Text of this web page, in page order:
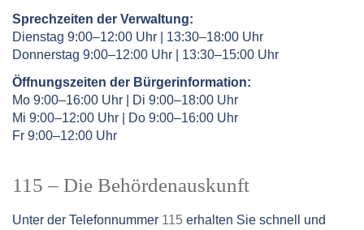
Sprechzeiten der Verwaltung:
Dienstag 9:00–12:00 Uhr | 13:30–18:00 Uhr
Donnerstag 9:00–12:00 Uhr | 13:30–15:00 Uhr
Öffnungszeiten der Bürgerinformation:
Mo 9:00–16:00 Uhr | Di 9:00–18:00 Uhr
Mi 9:00–12:00 Uhr | Do 9:00–16:00 Uhr
Fr 9:00–12:00 Uhr
115 – Die Behördenauskunft
Unter der Telefonnummer 115 erhalten Sie schnell und